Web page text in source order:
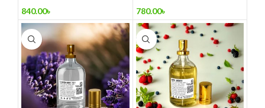
World)
840.00৳ 780.00৳